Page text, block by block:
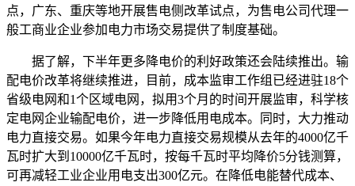
点，广东、重庆等地开展售电侧改革试点，为售电公司代理一
般工商业企业参加电力市场交易提供了制度基础。
据了解，下半年更多降电价的利好政策还会陆续推出。输
配电价改革将继续推进，目前，成本监审工作组已经进驻18个
省级电网和1个区域电网，拟用3个月的时间开展监审，科学核
定电网企业输配电价，进一步降低用电成本。同时，大力推动
电力直接交易。如果今年电力直接交易规模从去年的4000亿千
瓦时扩大到10000亿千瓦时，按每千瓦时平均降价5分钱测算，
可再减轻工业企业用电支出300亿元。在降低电能替代成本、